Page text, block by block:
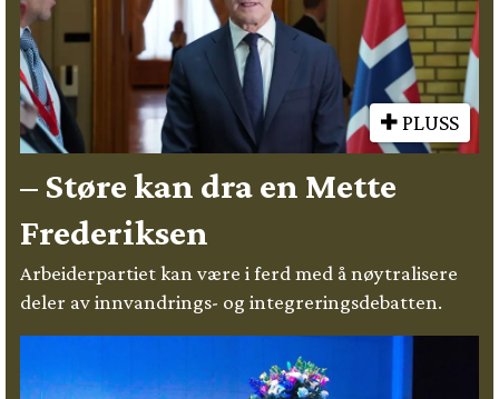
PLUSS
– Støre kan dra en Mette
Frederiksen
Arbeiderpartiet kan være i ferd med å nøytralisere
deler av innvandrings- og integreringsdebatten.